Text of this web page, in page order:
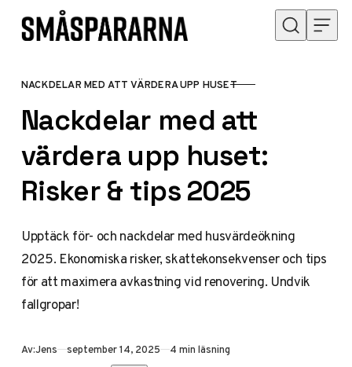
Hoppa till innehåll
KATEGORI
NACKDELAR MED ATT VÄRDERA UPP HUSET
Nackdelar med att
värdera upp huset:
Risker & tips 2025
Upptäck för- och nackdelar med husvärdeökning
2025. Ekonomiska risker, skattekonsekvenser och tips
för att maximera avkastning vid renovering. Undvik
fallgropar!
Av:Jens Publicerad
september 14, 2025 4 min läsning